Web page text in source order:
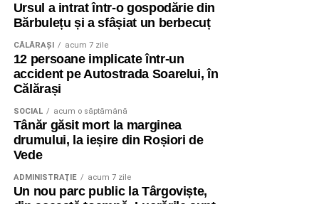
Ursul a intrat într-o gospodărie din
Bărbulețu și a sfâșiat un berbecuț
CĂLĂRAŞI acum 7 zile
12 persoane implicate într-un
accident pe Autostrada Soarelui, în
Călărași
SOCIAL acum o săptămână
Tânăr găsit mort la marginea
drumului, la ieșire din Roșiori de
Vede
ADMINISTRAŢIE acum 7 zile
Un nou parc public la Târgoviște,